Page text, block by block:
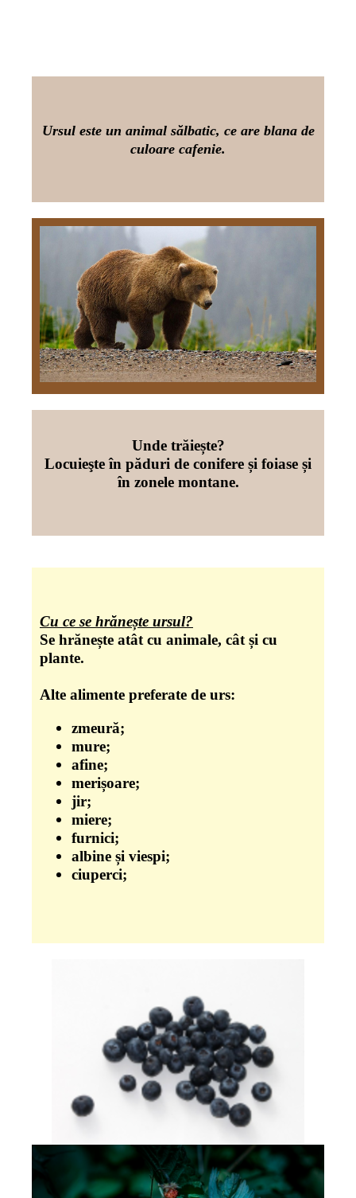
Ursul este un animal sălbatic, ce are blana de
culoare cafenie.
Unde trăiește?
Locuieşte în păduri de conifere și foiase și
în zonele montane.
Cu ce se hrănește ursul?
Se hrănește atât cu animale, cât și cu
plante.
Alte alimente preferate de urs:
zmeură;
mure;
afine;
merișoare;
jir;
miere;
furnici;
albine și viespi;
ciuperci;